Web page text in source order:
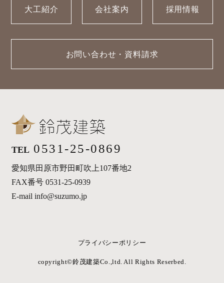
大工紹介 会社案内 採用情報
お問い合わせ・資料請求
TEL 0531-25-0869
愛知県田原市野田町吹上107番地2
FAX番号 0531-25-0939
E-mail info@suzumo.jp
プライバシーポリシー
copyright©︎鈴茂建築Co.,ltd. All Rights Reserbed.